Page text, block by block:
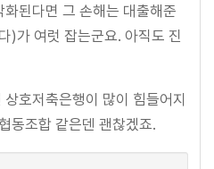
된다면 그 손해는 대출해준
)가 여럿 잡는군요. 아직도 진
호저축은행이 많이 힘들어지
동조합 같은덴 괜찮겠죠.